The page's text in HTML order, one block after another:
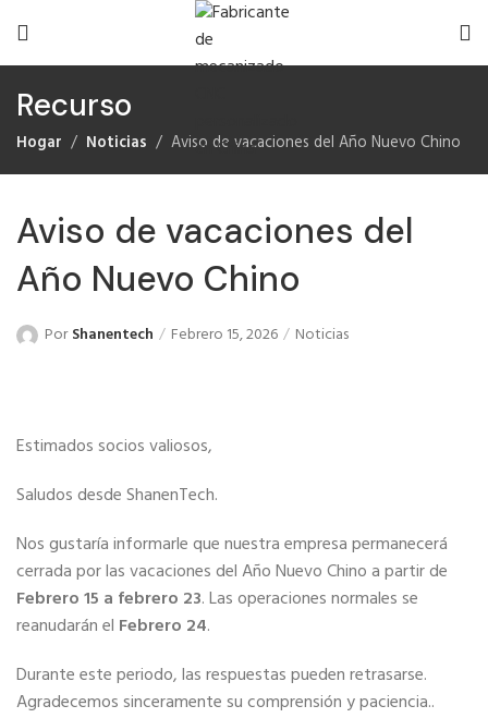
Recurso
Hogar Noticias Aviso de vacaciones del Año Nuevo Chino
Aviso de vacaciones del
Año Nuevo Chino
Por Shanentech Febrero 15, 2026 Noticias
Estimados socios valiosos,
Saludos desde ShanenTech.
Nos gustaría informarle que nuestra empresa permanecerá
cerrada por las vacaciones del Año Nuevo Chino a partir de
Febrero 15 a febrero 23. Las operaciones normales se
reanudarán el Febrero 24.
Durante este periodo, las respuestas pueden retrasarse.
Agradecemos sinceramente su comprensión y paciencia..